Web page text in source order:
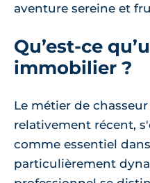
aventure sereine et
Qu’est-ce
immobilier ?
Le métier de
relativement récent,
comme essentiel
particulièrement